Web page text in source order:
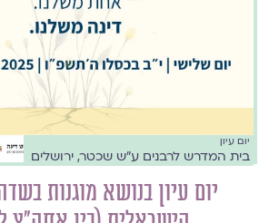
יום עיון
בית המדרש לרבנים ע״ש שכטר, ירושלים
יום עיון בנושא מוגנות